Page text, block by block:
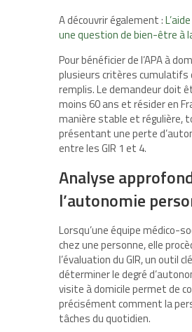
A découvrir également :
une question de bien-être à
Pour bénéficier de l’APA à
plusieurs critères
remplis. Le demandeur doit
moins 60 ans et résider en
manière stable et régulière,
présentant une perte
entre les GIR 1 et 4.
Analyse
l’autonomie
Lorsqu’une équipe médico-
chez une personne, elle
l’évaluation du GIR, un outil
déterminer le degré
visite à domicile permet de
précisément comment la
tâches du quotidien.